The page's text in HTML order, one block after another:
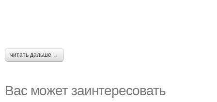
читать дальше →
Вас может заинтересовать